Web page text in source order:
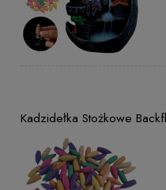
Kadzidełka Stożkowe